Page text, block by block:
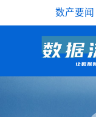
数产要闻